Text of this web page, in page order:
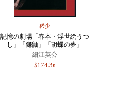
稀少
記憶の劇場「春本・浮世絵うつ
し」「鎌鼬」「胡蝶の夢」
細江英公
$174.36